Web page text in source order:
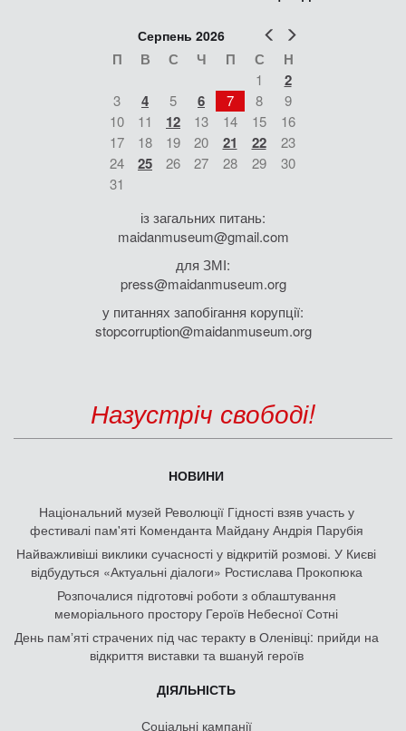
Попер
Серпень 2026
П В С Ч П С Н
1 2
3 4 5 6 7 8
9
10
11 12 13 14 15
16
17
18 19 20 21 22
23
24
25 26 27 28 29
30
31
із загальних питань:
maidanmuseum@gmail.com
для ЗМІ:
press@maidanmuseum.org
у питаннях запобігання корупції:
stopcorruption@maidanmuseum.org
Назустріч свободі!
НОВИНИ
Національний музей Революції Гідності взяв участь у
фестивалі пам'яті Коменданта Майдану Андрія Парубія
Найважливіші виклики сучасності у відкритій розмові. У Києві
відбудуться «Актуальні діалоги» Ростислава Прокопюка
Розпочалися підготовчі роботи з облаштування
меморіального простору Героїв Небесної Сотні
День памʼяті страчених під час теракту в Оленівці: прийди на
відкриття виставки та вшануй героїв
ДІЯЛЬНІСТЬ
Соціальні кампанії